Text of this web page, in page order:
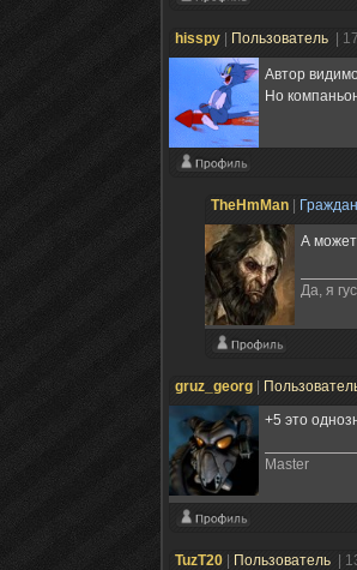
hisspy Пользователь |
Автор
Но
TheHmMan
А может
Да, я
gruz_georg
+5 это
Master
TuzT20 Пользователь
|